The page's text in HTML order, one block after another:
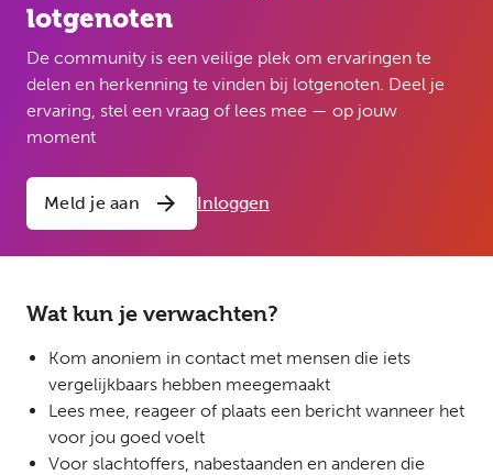
lotgenoten
De community is een veilige plek om ervaringen te
delen en herkenning te vinden bij lotgenoten. Deel je
ervaring, stel een vraag of lees mee — op jouw
moment
Meld je aan Inloggen
Wat kun je verwachten?
Kom anoniem in contact met mensen die iets
vergelijkbaars hebben meegemaakt
Lees mee, reageer of plaats een bericht wanneer het
voor jou goed voelt
Voor slachtoffers, nabestaanden en anderen die